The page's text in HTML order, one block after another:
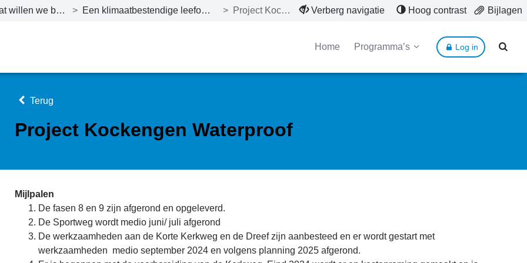
Wat willen we bereiken tot en met 2027? > Een klimaatbestendige leefomgeving en duurzame energievoorziening > Project Kockengen Waterproof Verberg navigatie Hoog contrast Bijlagen
Home Programma’s Log in
Terug
Project Kockengen Waterproof
Mijlpalen
De fasen 8 en 9 zijn afgerond en opgeleverd.
De Sportweg wordt medio juni/ juli afgerond
De werkzaamheden aan de Korte Kerkweg en de Dreef zijn aanbesteed en er wordt gestart met
werkzaamheden medio september 2024 en volgens planning 2025 afgerond.